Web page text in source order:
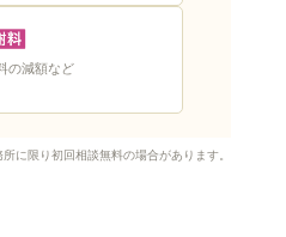
の減額など
に限り初回相談無料の場合があります。